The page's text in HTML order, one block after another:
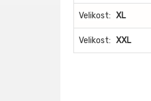
Velikost: XL
Velikost: XXL